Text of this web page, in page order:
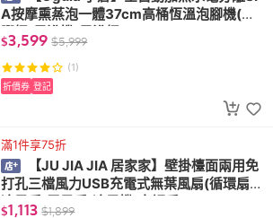
A按摩熏蒸泡一體37cm高桶恆溫泡腳機(泡
腳桶/足浴機/足浴桶)
$3,599 $5,999
(1)
折價券 登記
滿1件享75折
【JU JIA JIA 居家家】壁掛檯面兩用免
打孔三檔風力USB充電式無葉風扇(循環扇/
冷風扇/電風扇/冷風機/空調扇)
$1,113 $1,899